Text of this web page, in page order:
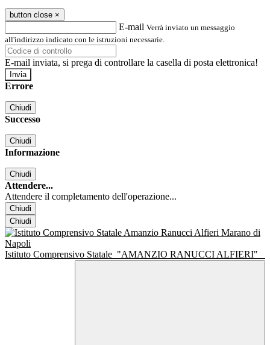
button close ×
E-mail Verrà inviato un messaggio
all'indirizzo indicato con le istruzioni necessarie.
E-mail inviata, si prega di controllare la casella di posta elettronica!
Errore
Chiudi
Successo
Chiudi
Informazione
Chiudi
Attendere...
Attendere il completamento dell'operazione...
Chiudi
Chiudi
Istituto Comprensivo Statale "AMANZIO RANUCCI ALFIERI"